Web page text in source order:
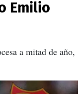
Emilio
a mitad de año,